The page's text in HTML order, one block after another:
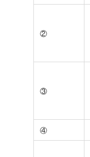
②
③
④